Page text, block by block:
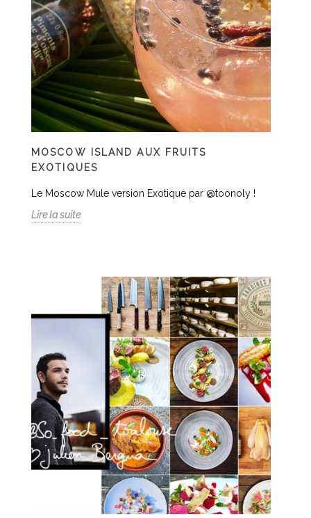
MOSCOW ISLAND AUX FRUITS
EXOTIQUES
Le Moscow Mule version Exotique par @toonoly !
Lire la suite